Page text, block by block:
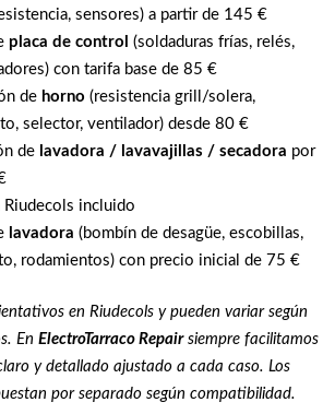
sensores) a partir de 145 €
placa de control (soldaduras frías, relés,
con tarifa base de 85 €
de horno (resistencia grill/solera,
selector, ventilador) desde 80 €
de lavadora / lavavajillas / secadora por
Riudecols incluido
lavadora (bombín de desagüe, escobillas,
rodamientos) con precio inicial de 75 €
en Riudecols y pueden variar según
En ElectroTarraco Repairsiempre facilitamos
y detallado ajustado a cada caso. Los
por separado según compatibilidad.